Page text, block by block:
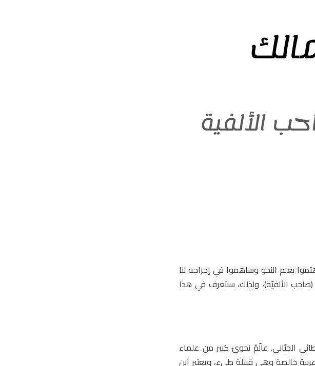
بعلم النحو وساهموا في إخراجه لنا
الألفيّة)، ولذلك، سنتعرف في هذا
الجيّاني. عالّمٌ نحويٌ كبير من علماء
قبيلة عربية خالصة وهي قبيلة طيء، ويعتبر ابن